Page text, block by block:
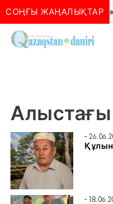
СОҢҒЫ ЖАҢАЛЫҚТАР
Алматыда
-
-